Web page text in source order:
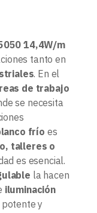
14,4W/m
tanto en
. En el
de trabajo
se necesita
frío es
talleres o
es esencial.
la hacen
iluminación
y